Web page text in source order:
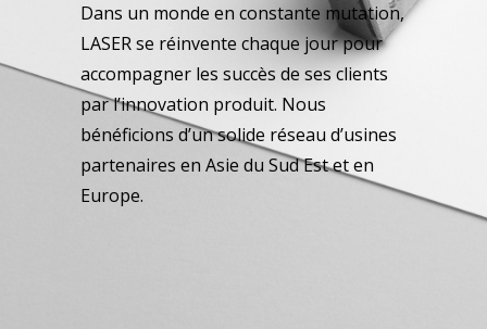
Dans un monde en constante mutation,
LASER se réinvente chaque jour pour
accompagner les succès de ses clients
par l’innovation produit. Nous
bénéficions d’un solide réseau d’usines
partenaires en Asie du Sud Est et en
Europe.